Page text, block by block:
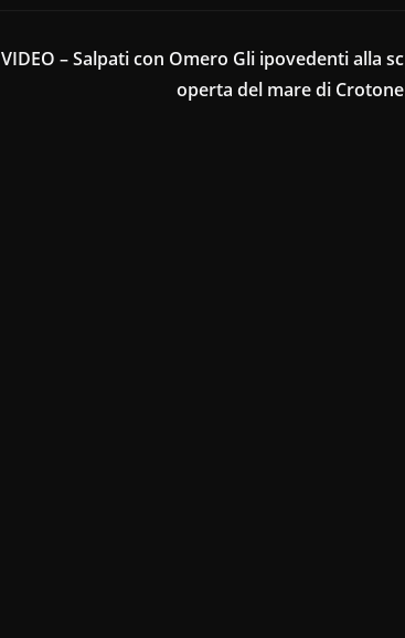
VIDEO – Salpati con Omero Gli ipovedenti alla sc
operta del mare di Crotone